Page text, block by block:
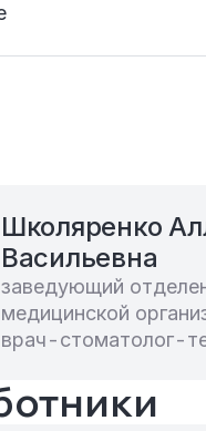
Школяренко
Васильевна
заведующий
медицинской
врач-стоматолог-